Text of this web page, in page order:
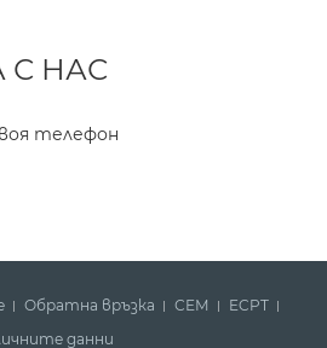
С НАС
телефон
Обратна връзка СЕМ
ECPT
данни